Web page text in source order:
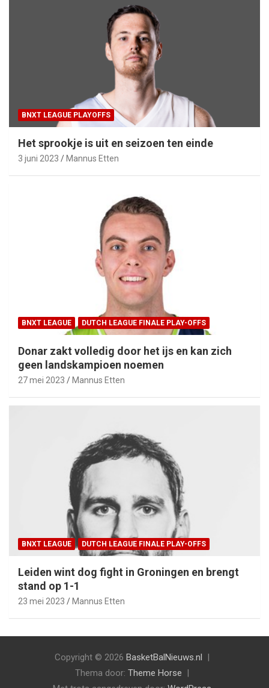
BNXT LEAGUE PLAYOFFS
Het sprookje is uit en seizoen ten einde
3 juni 2023 Mannus Etten
BNXT LEAGUE DUTCH LEAGUE FINALE PLAY-OFFS
Donar zakt volledig door het ijs en kan zich
geen landskampioen noemen
27 mei 2023 Mannus Etten
BNXT LEAGUE DUTCH LEAGUE FINALE PLAY-OFFS
Leiden wint dog fight in Groningen en brengt
stand op 1-1
23 mei 2023 Mannus Etten
Copyright © 2026 BasketBalNieuws.nl
Thema door: Theme Horse